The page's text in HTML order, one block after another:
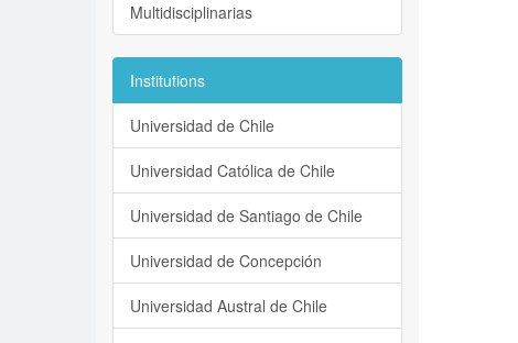
Multidisciplinarias
Institutions
Universidad de Chile
Universidad Católica de Chile
Universidad de Santiago de Chile
Universidad de Concepción
Universidad Austral de Chile